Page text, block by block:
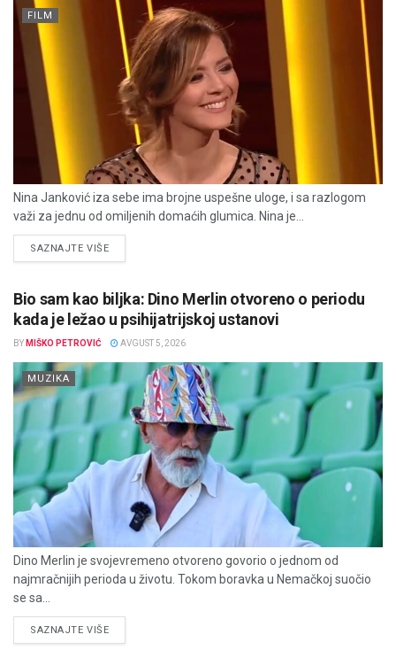
FILM
Nina Janković iza sebe ima brojne uspešne uloge, i sa razlogom
važi za jednu od omiljenih domaćih glumica. Nina je...
SAZNAJTE VIŠEDETAILS
Bio sam kao biljka: Dino Merlin otvoreno o periodu
kada je ležao u psihijatrijskoj ustanovi
BY MIŠKO PETROVIĆ AVGUST 5, 2026
MUZIKA
Dino Merlin je svojevremeno otvoreno govorio o jednom od
najmračnijih perioda u životu. Tokom boravka u Nemačkoj suočio
se sa...
SAZNAJTE VIŠEDETAILS